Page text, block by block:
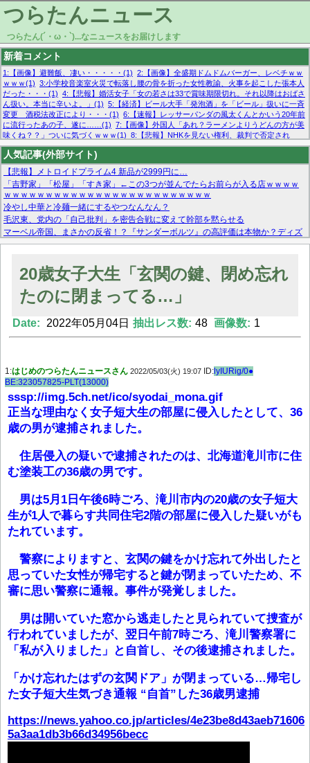
つらたんニュース
つらたん(´・ω・`)...なニュースをお届けします
新着コメント
1:【画像】避難飯、凄い・・・・・(1) 2:【画像】全盛期ドムドムバーガー、レベチｗｗ
ｗｗｗ(1) 3:小学校音楽室火災で転落し腰の骨を折った女性教諭、火事を起こした張本人
だった・・・(1) 4:【悲報】婚活女子「女の若さは33で賞味期限切れ。それ以降はおばさ
ん扱い。本当に辛いよ。」(1) 5:【経済】ビール大手「発泡酒」を「ビール」扱いに一斉
変更 酒税法改正により・・・(1) 6:【速報】レッサーパンダの風太くんとかいう20年前
に流行ったあの子、遂に……(1) 7:【画像】外国人「あれ？ラーメンよりうどんの方が美
味くね？？」ついに気づくｗｗｗ(1) 8:【悲報】NHKを見ない権利、裁判で否定され
る・・・(1) 9:欧州委員長「原発縮小は間違いでした」(1) 10:【悲報】日本企業の人手不
足、限界突破 52%「正社員も足りてません…」(1)
人気記事(外部サイト)
【悲報】メトロイドプライム4 新品が2999円に…
「吉野家」「松屋」「すき家」←この3つが並んでたらお前らが入る店ｗｗｗｗ
ｗｗｗｗｗｗｗｗｗｗｗｗｗｗｗｗｗｗｗｗｗｗｗｗｗ
冷やし中華と冷麺一緒にするやつなんなん？
毛沢東、党内の「自己批判」を密告合戦に変えて幹部を黙らせる
マーベル帝国、まさかの反省！？『サンダーボルツ』の高評価は本物か？ディズ
ニーCEOの「量より質」宣言の裏で渦巻くファンの本音とMCUの未来を徹底考
【モー娘。石田亜佑美】ファーストテイク出演も新規獲得ならず？北川莉央が1
【画像あり】FacebookとかTwitterで拾ったエロ画像貼ってくよ
20歳女子大生「玄関の鍵、閉め忘れ
たのに閉まってる…」
Date: 2022年05月04日 抽出レス数: 48 画像数: 1
1:はじめのつらたんニュースさん 2022/05/03(火) 19:07 ID: lyIURig/0●
BE:323057825-PLT(13000)
sssp://img.5ch.net/ico/syodai_mona.gif
正当な理由なく女子短大生の部屋に侵入したとして、36
歳の男が逮捕されました。
住居侵入の疑いで逮捕されたのは、北海道滝川市に住
む塗装工の36歳の男です。
男は5月1日午後6時ごろ、滝川市内の20歳の女子短大
生が1人で暮らす共同住宅2階の部屋に侵入した疑いがも
たれています。
警察によりますと、玄関の鍵をかけ忘れて外出したと
思っていた女性が帰宅すると鍵が閉まっていたため、不
審に思い警察に通報。事件が発覚しました。
男は開いていた窓から逃走したと見られていて捜査が
行われていましたが、翌日午前7時ごろ、滝川警察署に
「私が入りました」と自首し、その後逮捕されました。
「かけ忘れたはずの玄関ドア」が閉まっている…帰宅し
た女子短大生気づき通報 “自首”した36歳男逮捕
https://news.yahoo.co.jp/articles/4e23be8d43aeb71606
5a3aa1db3b66d34956becc